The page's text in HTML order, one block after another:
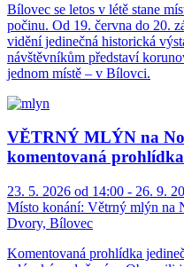
Bílovec se letos v létě stane
počinu. Od 19. června do 20.
vidění jedinečná historická
návštěvníkům představí
jednom místě – v Bílovci.
VĚTRNÝ MLÝN na
komentovaná prohlídka
23. 5. 2026 od 14:00 - 26. 9.
Místo konání: Větrný mlýn na
Dvory, Bílovec
Komentovaná prohlídka